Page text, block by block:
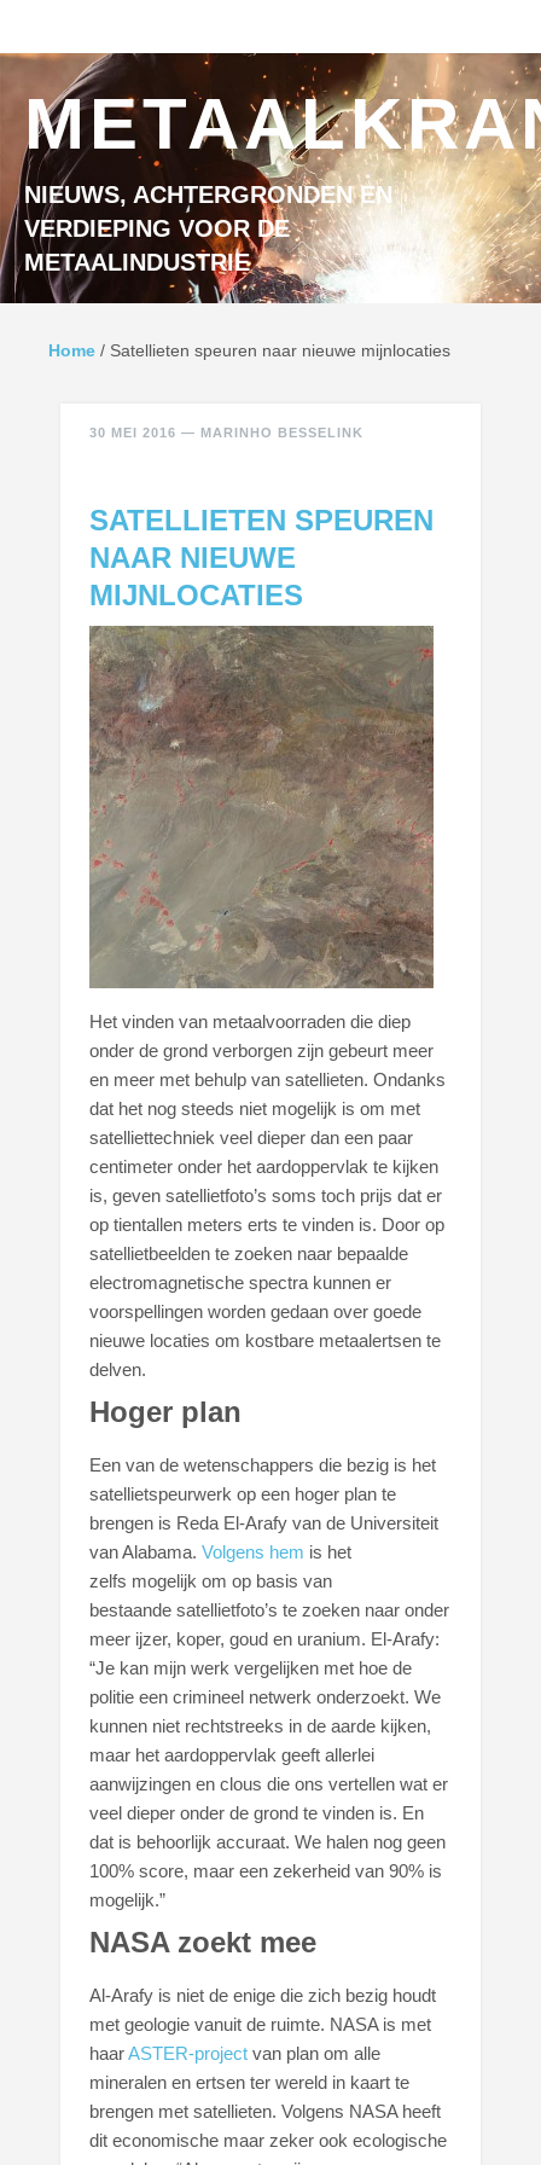
NIEUWS, ACHTERGRONDEN EN
VERDIEPING VOOR DE
METAALINDUSTRIE
Home / Satellieten speuren naar nieuwe mijnlocaties
30 MEI 2016 — MARINHO BESSELINK
SATELLIETEN SPEUREN
NAAR NIEUWE
MIJNLOCATIES
Het vinden van metaalvoorraden die diep
onder de grond verborgen zijn gebeurt meer
en meer met behulp van satellieten. Ondanks
dat het nog steeds niet mogelijk is om met
satelliettechniek veel dieper dan een paar
centimeter onder het aardoppervlak te kijken
is, geven satellietfoto’s soms toch prijs dat er
op tientallen meters erts te vinden is. Door op
satellietbeelden te zoeken naar bepaalde
electromagnetische spectra kunnen er
voorspellingen worden gedaan over goede
nieuwe locaties om kostbare metaalertsen te
delven.
Hoger plan
Een van de wetenschappers die bezig is het
satellietspeurwerk op een hoger plan te
brengen is Reda El-Arafy van de Universiteit
van Alabama.Volgens hem is het
zelfs mogelijk om op basis van
bestaande satellietfoto’s te zoeken naar onder
meer ijzer, koper, goud en uranium. El-Arafy:
“Je kan mijn werk vergelijken met hoe de
politie een crimineel netwerk onderzoekt. We
kunnen niet rechtstreeks in de aarde kijken,
maar het aardoppervlak geeft allerlei
aanwijzingen en clous die ons vertellen wat er
veel dieper onder de grond te vinden is. En
dat is behoorlijk accuraat. We halen nog geen
100% score, maar een zekerheid van 90% is
mogelijk.”
NASA zoekt mee
Al-Arafy is niet de enige die zich bezig houdt
met geologie vanuit de ruimte. NASA is met
haarASTER-project van plan om alle
mineralen en ertsen ter wereld in kaart te
brengen met satellieten. Volgens NASA heeft
dit economische maar zeker ook ecologische